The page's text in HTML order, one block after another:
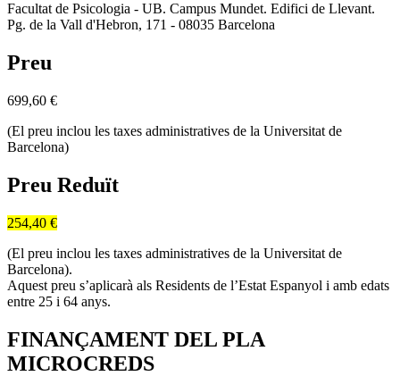
Facultat de Psicologia - UB. Campus Mundet. Edifici de Llevant.
Pg. de la Vall d'Hebron, 171 - 08035 Barcelona
Preu
699,60 €
(El preu inclou les taxes administratives de la Universitat de
Barcelona)
Preu Reduït
254,40 €
(El preu inclou les taxes administratives de la Universitat de
Barcelona).
Aquest preu s’aplicarà als Residents de l’Estat Espanyol i amb edats
entre 25 i 64 anys.
FINANÇAMENT DEL PLA
MICROCREDS